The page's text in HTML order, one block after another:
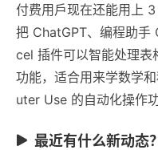
付费用戶现在还能用上
把 ChatGPT、编程助手
cel 插件可以智能处理
功能，适合用来学数学
uter Use 的自动化操作功
最近有什么新动态？